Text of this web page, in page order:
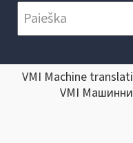
VMI Machine
VMI